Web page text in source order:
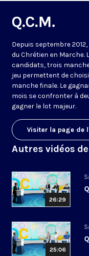
Q.C.M.
Depuis septembre
du Chrétien en Marche.
candidats, trois
jeu permettent de
manche finale. Le
mois se confronter à
gagner le lot majeur.
Visiter la page de
Autres vidéos
26:29
25:06